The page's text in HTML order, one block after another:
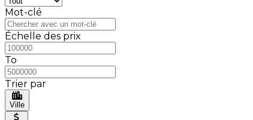
Mot-clé
Échelle des prix
To
Trier par
Ville